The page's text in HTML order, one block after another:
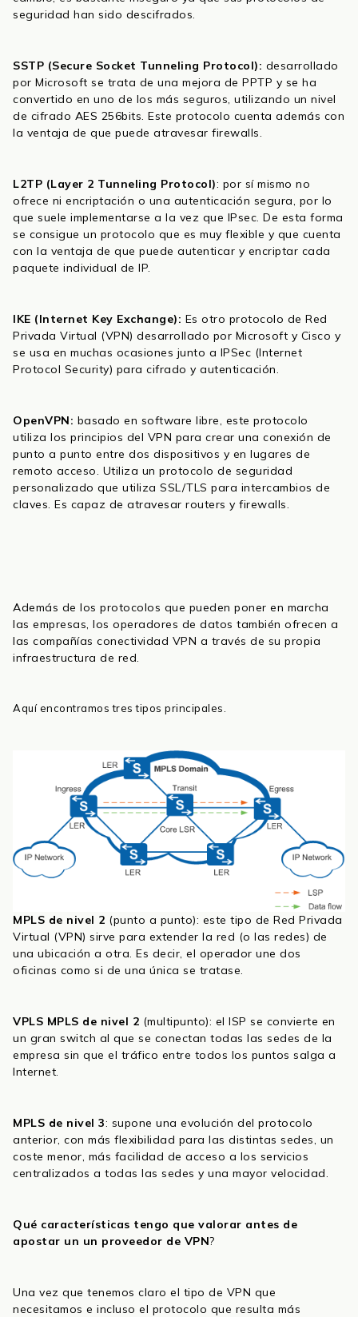
seguridad han sido descifrados.
SSTP (Secure Socket Tunneling Protocol): desarrollado
por Microsoft se trata de una mejora de PPTP y se ha
convertido en uno de los más seguros, utilizando un nivel
de cifrado AES 256bits. Este protocolo cuenta además con
la ventaja de que puede atravesar firewalls.
L2TP (Layer 2 Tunneling Protocol): por sí mismo no
ofrece ni encriptación o una autenticación segura, por lo
que suele implementarse a la vez que IPsec. De esta forma
se consigue un protocolo que es muy flexible y que cuenta
con la ventaja de que puede autenticar y encriptar cada
paquete individual de IP.
IKE (Internet Key Exchange): Es otro protocolo de Red
Privada Virtual (VPN) desarrollado por Microsoft y Cisco y
se usa en muchas ocasiones junto a IPSec (Internet
Protocol Security) para cifrado y autenticación.
OpenVPN: basado en software libre, este protocolo
utiliza los principios del VPN para crear una conexión de
punto a punto entre dos dispositivos y en lugares de
remoto acceso. Utiliza un protocolo de seguridad
personalizado que utiliza SSL/TLS para intercambios de
claves. Es capaz de atravesar routers y firewalls.
Además de los protocolos que pueden poner en marcha
las empresas, los operadores de datos también ofrecen a
las compañías conectividad VPN a través de su propia
infraestructura de red.
Aquí encontramos tres tipos principales.
MPLS de nivel 2 (punto a punto): este tipo de Red Privada
Virtual (VPN) sirve para extender la red (o las redes) de
una ubicación a otra. Es decir, el operador une dos
oficinas como si de una única se tratase.
VPLS MPLS de nivel 2 (multipunto): el ISP se convierte en
un gran switch al que se conectan todas las sedes de la
empresa sin que el tráfico entre todos los puntos salga a
Internet.
MPLS de nivel 3: supone una evolución del protocolo
anterior, con más flexibilidad para las distintas sedes, un
coste menor, más facilidad de acceso a los servicios
centralizados a todas las sedes y una mayor velocidad.
Qué características tengo que valorar antes de
apostar un un proveedor de VPN?
Una vez que tenemos claro el tipo de VPN que
necesitamos e incluso el protocolo que resulta más